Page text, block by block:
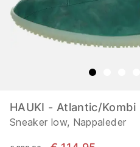
HAUKI - Atlantic/Kombi
Sneaker low, Nappaleder